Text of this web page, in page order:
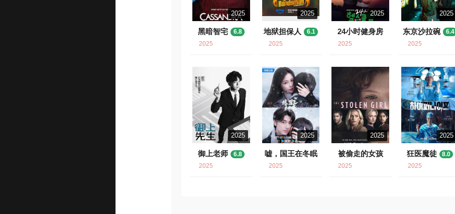
2025
黑暗智宅
6.8
2025
2025
地狱担保人
6.1
2025
2025
24小时健身房
2025
2025
东京沙拉碗
6.4
2025
2025
御上老师
6.8
2025
2025
嘘，国王在冬眠
2025
2025
被偷走的女孩
2025
2025
狂医魔徒
8.0
2025